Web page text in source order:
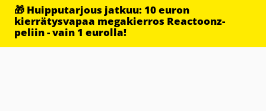
🎁 Huipputarjous jatkuu: 10 euron
kierrätysvapaa megakierros Reactoonz-
peliin - vain 1 eurolla!